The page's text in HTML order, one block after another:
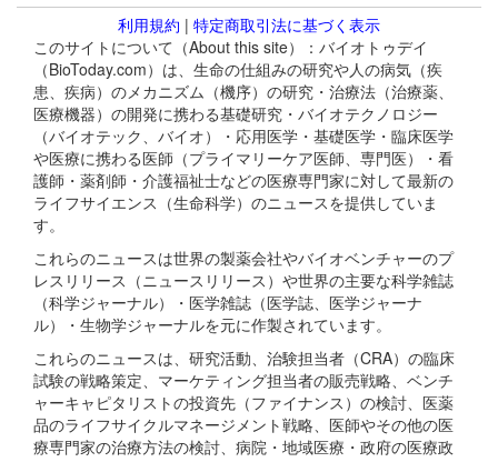
利用規約 | 特定商取引法に基づく表示
このサイトについて（About this site）：バイオトゥデイ
（BioToday.com）は、生命の仕組みの研究や人の病気（疾
患、疾病）のメカニズム（機序）の研究・治療法（治療薬、
医療機器）の開発に携わる基礎研究・バイオテクノロジー
（バイオテック、バイオ）・応用医学・基礎医学・臨床医学
や医療に携わる医師（プライマリーケア医師、専門医）・看
護師・薬剤師・介護福祉士などの医療専門家に対して最新の
ライフサイエンス（生命科学）のニュースを提供していま
す。
これらのニュースは世界の製薬会社やバイオベンチャーのプ
レスリリース（ニュースリリース）や世界の主要な科学雑誌
（科学ジャーナル）・医学雑誌（医学誌、医学ジャーナ
ル）・生物学ジャーナルを元に作製されています。
これらのニュースは、研究活動、治験担当者（CRA）の臨床
試験の戦略策定、マーケティング担当者の販売戦略、ベンチ
ャーキャピタリストの投資先（ファイナンス）の検討、医薬
品のライフサイクルマネージメント戦略、医師やその他の医
療専門家の治療方法の検討、病院・地域医療・政府の医療政